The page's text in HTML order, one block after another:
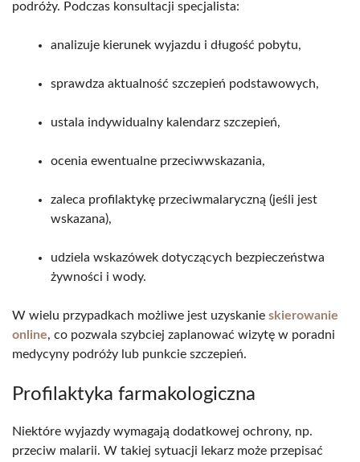
podróży. Podczas konsultacji specjalista:
analizuje kierunek wyjazdu i długość pobytu,
sprawdza aktualność szczepień podstawowych,
ustala indywidualny kalendarz szczepień,
ocenia ewentualne przeciwwskazania,
zaleca profilaktykę przeciwmalaryczną (jeśli jest
wskazana),
udziela wskazówek dotyczących bezpieczeństwa
żywności i wody.
W wielu przypadkach możliwe jest uzyskanie skierowanie
online, co pozwala szybciej zaplanować wizytę w poradni
medycyny podróży lub punkcie szczepień.
Profilaktyka farmakologiczna
Niektóre wyjazdy wymagają dodatkowej ochrony, np.
przeciw malarii. W takiej sytuacji lekarz może przepisać